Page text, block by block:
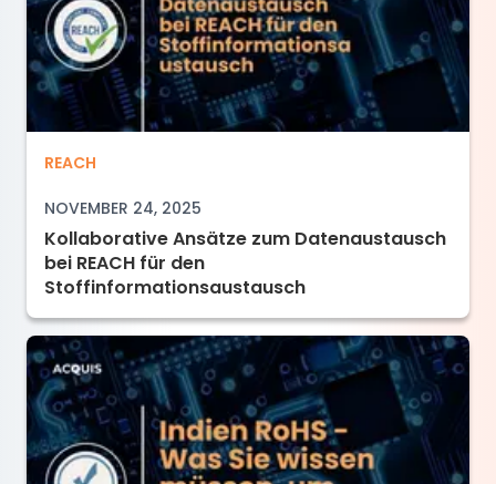
Kollaborative Ansätze zum Datenaustausch
REACH
NOVEMBER 24, 2025
Kollaborative Ansätze zum Datenaustausch
bei REACH für den
Stoffinformationsaustausch